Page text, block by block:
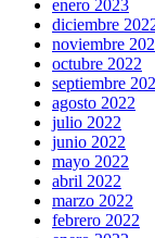
enero 2023
diciembre
noviembre
octubre 2022
septiembre
agosto 2022
julio 2022
junio 2022
mayo 2022
abril 2022
marzo 2022
febrero 2022